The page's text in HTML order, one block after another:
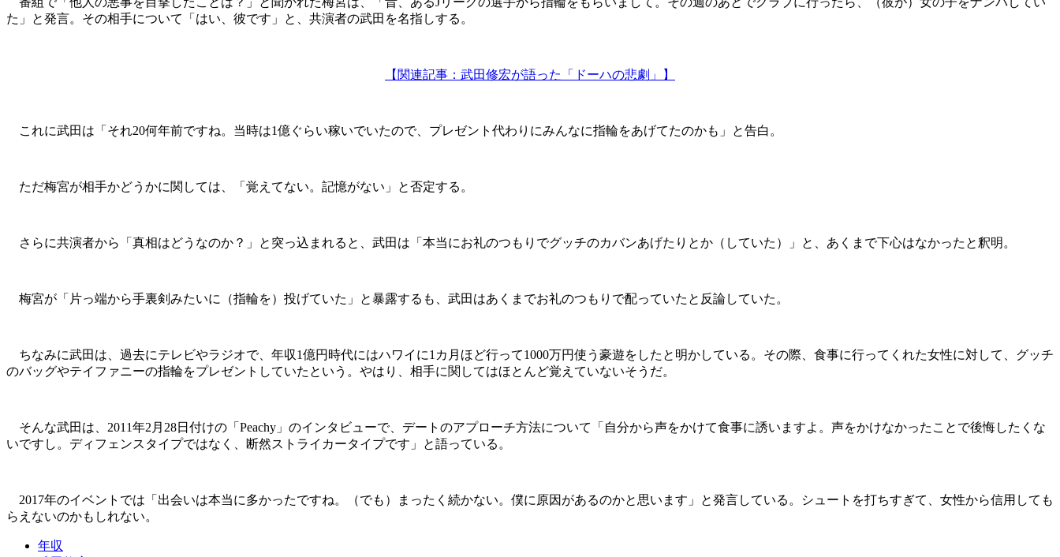
た」と発言。その相手について「はい、彼です」と、共演者の武田を名指しする。
【関連記事：武田修宏が語った「ドーハの悲劇」】
これに武田は「それ20何年前ですね。当時は1億ぐらい稼いでいたので、プレゼント代わりにみんなに指輪をあげてたのかも」と告白。
ただ梅宮が相手かどうかに関しては、「覚えてない。記憶がない」と否定する。
さらに共演者から「真相はどうなのか？」と突っ込まれると、武田は「本当にお礼のつもりでグッチのカバンあげたりとか（していた）」と、あくまで下心はなかったと釈明。
梅宮が「片っ端から手裏剣みたいに（指輪を）投げていた」と暴露するも、武田はあくまでお礼のつもりで配っていたと反論していた。
ちなみに武田は、過去にテレビやラジオで、年収1億円時代にはハワイに1カ月ほど行って1000万円使う豪遊をしたと明かしている。その際、食事に行ってくれた女性に対して、グッチ
のバッグやテイファニーの指輪をプレゼントしていたという。やはり、相手に関してはほとんど覚えていないそうだ。
そんな武田は、2011年2月28日付けの「Peachy」のインタビューで、デートのアプローチ方法について「自分から声をかけて食事に誘いますよ。声をかけなかったことで後悔したくな
いですし。ディフェンスタイプではなく、断然ストライカータイプです」と語っている。
2017年のイベントでは「出会いは本当に多かったですね。（でも）まったく続かない。僕に原因があるのかと思います」と発言している。シュートを打ちすぎて、女性から信用しても
らえないのかもしれない。
年収